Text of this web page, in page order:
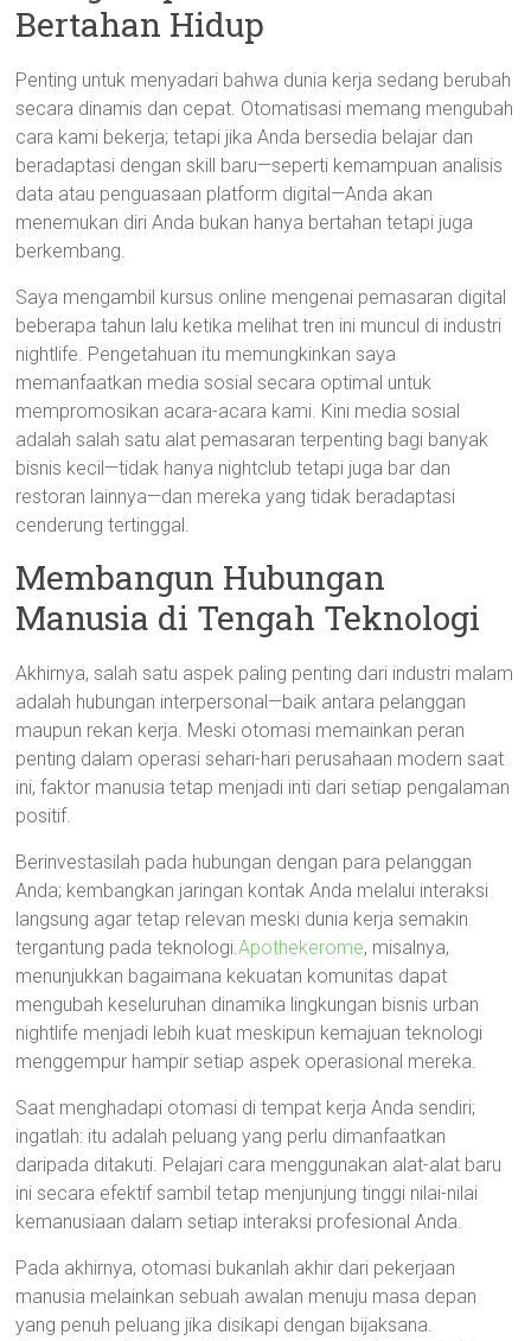
Bertahan Hidup
Penting untuk menyadari bahwa dunia kerja sedang berubah
secara dinamis dan cepat. Otomatisasi memang mengubah
cara kami bekerja; tetapi jika Anda bersedia belajar dan
beradaptasi dengan skill baru—seperti kemampuan analisis
data atau penguasaan platform digital—Anda akan
menemukan diri Anda bukan hanya bertahan tetapi juga
berkembang.
Saya mengambil kursus online mengenai pemasaran digital
beberapa tahun lalu ketika melihat tren ini muncul di industri
nightlife. Pengetahuan itu memungkinkan saya
memanfaatkan media sosial secara optimal untuk
mempromosikan acara-acara kami. Kini media sosial
adalah salah satu alat pemasaran terpenting bagi banyak
bisnis kecil—tidak hanya nightclub tetapi juga bar dan
restoran lainnya—dan mereka yang tidak beradaptasi
cenderung tertinggal.
Membangun Hubungan
Manusia di Tengah Teknologi
Akhirnya, salah satu aspek paling penting dari industri malam
adalah hubungan interpersonal—baik antara pelanggan
maupun rekan kerja. Meski otomasi memainkan peran
penting dalam operasi sehari-hari perusahaan modern saat
ini, faktor manusia tetap menjadi inti dari setiap pengalaman
positif.
Berinvestasilah pada hubungan dengan para pelanggan
Anda; kembangkan jaringan kontak Anda melalui interaksi
langsung agar tetap relevan meski dunia kerja semakin
tergantung pada teknologi.Apothekerome, misalnya,
menunjukkan bagaimana kekuatan komunitas dapat
mengubah keseluruhan dinamika lingkungan bisnis urban
nightlife menjadi lebih kuat meskipun kemajuan teknologi
menggempur hampir setiap aspek operasional mereka.
Saat menghadapi otomasi di tempat kerja Anda sendiri;
ingatlah: itu adalah peluang yang perlu dimanfaatkan
daripada ditakuti. Pelajari cara menggunakan alat-alat baru
ini secara efektif sambil tetap menjunjung tinggi nilai-nilai
kemanusiaan dalam setiap interaksi profesional Anda.
Pada akhirnya, otomasi bukanlah akhir dari pekerjaan
manusia melainkan sebuah awalan menuju masa depan
yang penuh peluang jika disikapi dengan bijaksana.